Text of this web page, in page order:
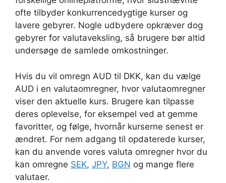
ofte tilbyder konkurrencedygtige kurser og
lavere gebyrer. Nogle udbydere opkræver dog
gebyrer for valutaveksling, så brugere bør altid
undersøge de samlede omkostninger.
Hvis du vil omregn AUD til DKK, kan du vælge
AUD i en valutaomregner, hvor valutaomregner
viser den aktuelle kurs. Brugere kan tilpasse
deres oplevelse, for eksempel ved at gemme
favoritter, og følge, hvornår kurserne senest er
ændret. For nem adgang til opdaterede kurser,
kan du anvende vores valuta omregner hvor du
kan omregne SEK, JPY, BGN og mange flere
valutaer.